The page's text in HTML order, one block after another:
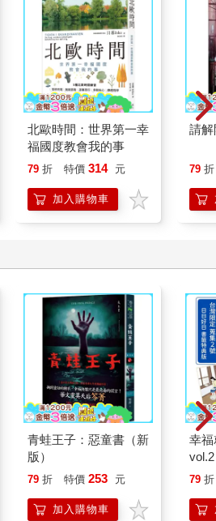
睡覺、吃飯、冥想和原地跑步，逐
。她用力跑步，直到耳朵受不了鞋子
己累到昏倒為止。
的內衣，並把用髒的丟進馬桶裡，
衣物便令她作噁。由於身上其他衣服
桶子上如廁，或是躺在地上睡覺時都
，也會小心翼翼的撫平上面的皺摺，
。她慶幸自己被綁架的那天身上穿著
巾、襯衫、汗衫、褲子和厚襪子，然
褲子勉強才能掛在臀上，鞋底也日漸
步。她對著黑暗大吼：「拜託，可以
但天花板上的廣播設備已好久未發出
十九次更換桶子時突然大亮，白熾
反射性的緊閉雙眼，腳步踉蹌了一
網膜因被光線轟炸所產生的疼痛一波
自己屈膝跪倒。
挪開阻擋在眼前的手，嘗試稍微
刺眼。她害怕自己太快把眼睛睜開，
經失明的事實。女子的聲音讓她受到
的反應有如測量儀器上的指針，字字
的話更令她膽戰心驚。
喜妳三十二歲了，今天是七月六
北歐時間：世界第一幸
福國度教會我的事
79 折 特價 314 元
加入購物車
請解
79 折
青蛙王子：惡童書（新
版）
79 折 特價 253 元
加入購物車
幸
號
79 折